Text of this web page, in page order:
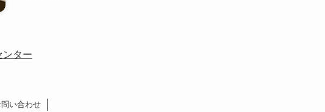
ンター
問い合わせ